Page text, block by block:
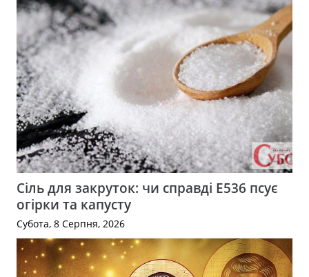
Сіль для закруток: чи справді Е536 псує
огірки та капусту
Субота, 8 Серпня, 2026